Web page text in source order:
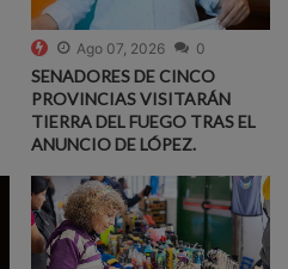
Ago 07, 2026 0
SENADORES DE CINCO
PROVINCIAS VISITARÁN
TIERRA DEL FUEGO TRAS EL
ANUNCIO DE LÓPEZ.